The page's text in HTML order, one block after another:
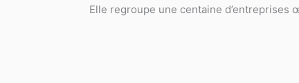
Elle regroupe une centaine